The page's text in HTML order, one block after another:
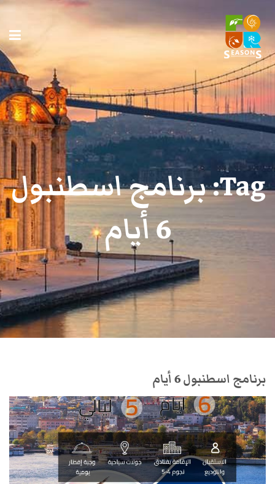
Tag: برنامج اسطنبول
6 أيام
برنامج اسطنبول 6 أيام